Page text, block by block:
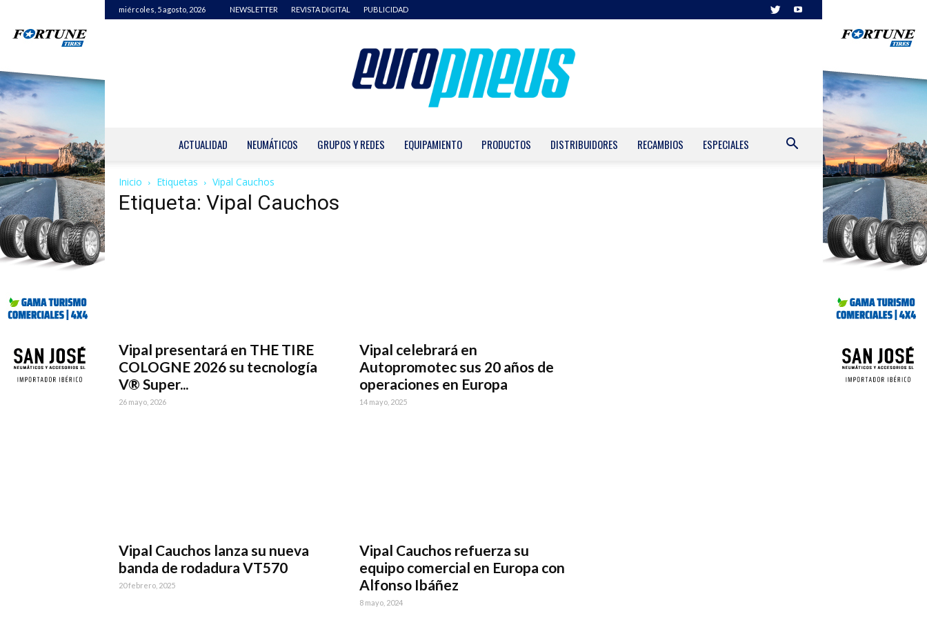
miércoles, 5 agosto, 2026 NEWSLETTER REVISTA DIGITAL PUBLICIDAD
ACTUALIDAD NEUMÁTICOS GRUPOS Y REDES EQUIPAMIENTO PRODUCTOS DISTRIBUIDORES RECAMBIOS ESPECIALES
Inicio Etiquetas Vipal Cauchos
Etiqueta: Vipal Cauchos
Vipal presentará en THE TIRE
COLOGNE 2026 su tecnología
V® Super...
26 mayo, 2026
Vipal celebrará en
Autopromotec sus 20 años de
operaciones en Europa
14 mayo, 2025
Vipal Cauchos lanza su nueva
banda de rodadura VT570
20 febrero, 2025
Vipal Cauchos refuerza su
equipo comercial en Europa con
Alfonso Ibáñez
8 mayo, 2024